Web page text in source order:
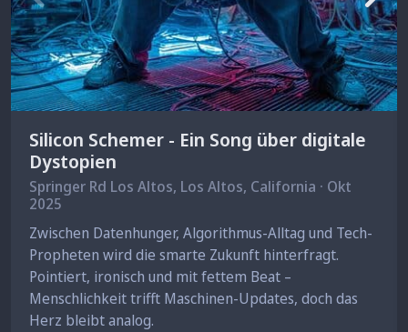
Silicon Schemer - Ein Song über digitale
Dystopien
Springer Rd Los Altos, Los Altos, California · Okt
2025
Zwischen Datenhunger, Algorithmus-Alltag und Tech-
Propheten wird die smarte Zukunft hinterfragt.
Pointiert, ironisch und mit fettem Beat –
Menschlichkeit trifft Maschinen-Updates, doch das
Herz bleibt analog.